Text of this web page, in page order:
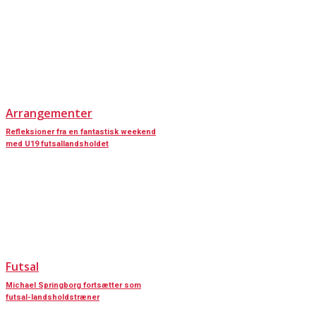
Arrangementer
Refleksioner fra en fantastisk weekend
med U19 futsallandsholdet
Futsal
Michael Springborg fortsætter som
futsal-landsholdstræner